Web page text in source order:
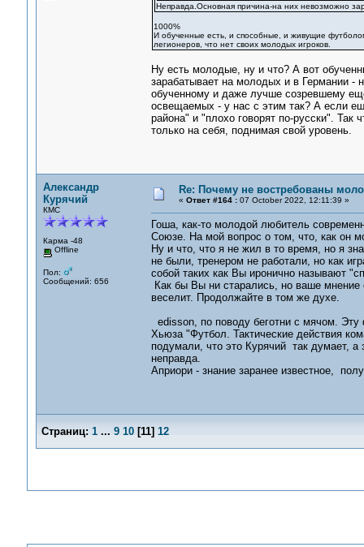
Неправда.Основная причина-на них невозможно
1000%
И обученные есть, и способные, и живущие
легионеров, что нет своих молодых игроков.
Ну есть молодые, ну и что? А вот
зарабатывает на молодых и в Германии -
обученному и даже лучше созревшему
освещаемых - у нас с этим так? А если
района" и "плохо говорят по-русски". Так
только на себя, поднимая свой уровень.
Александр
Курячий
КМС
Карма -48
Offline
Пол:
Сообщений: 656
Re: Почему не востребованы
« Ответ #164 :07 October 2022, 12:11:39 »
Гоша, как-то молодой любитель
Союзе. На мой вопрос о том, что, как он
Ну и что, что я не жил в то время, но я
не были, тренером не работали, но как
собой таких как Вы иронично называют
Как бы Вы ни старались, но ваше
веселит. Продолжайте в том же духе.
edisson, по поводу беготни с мячом. Эту
Хьюза "Футбол. Тактические действия
подумали, что это Курячий так думает, а
неправда.
Априори - знание заранее известное,
Страниц: 1 ... 9 10[11] 12